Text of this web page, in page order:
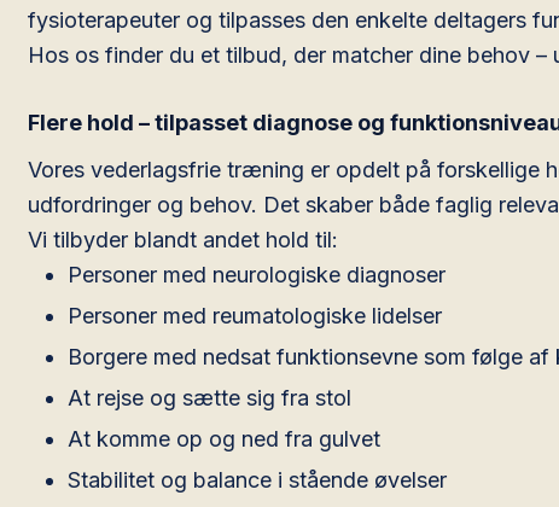
fysioterapeuter og tilpasses den enkelte deltagers
Hos os finder du et tilbud, der matcher dine behov –
Flere hold – tilpasset diagnose og
Vores vederlagsfrie træning er opdelt på forskellige
udfordringer og behov. Det skaber både faglig
Vi tilbyder blandt andet hold til:
Personer med neurologiske diagnoser
Personer med reumatologiske lidelser
Borgere med nedsat funktionsevne som følge af
At rejse og sætte sig fra stol
At komme op og ned fra gulvet
Stabilitet og balance i stående øvelser